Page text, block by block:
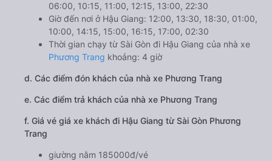
06:00, 10:15, 11:00, 12:15, 13:00, 22:30
Giờ đến nơi ở Hậu Giang: 12:00, 13:30, 18:30, 01:00,
10:00, 14:15, 15:00, 16:15, 17:00, 02:30
Thời gian chạy từ Sài Gòn đi Hậu Giang của nhà xe
Phương Trang khoảng: 4 giờ
d. Các điểm đón khách của nhà xe Phương Trang
e. Các điểm trả khách của nhà xe Phương Trang
f. Giá vé giá xe khách đi Hậu Giang từ Sài Gòn Phương
Trang
giường nằm 185000đ/vé